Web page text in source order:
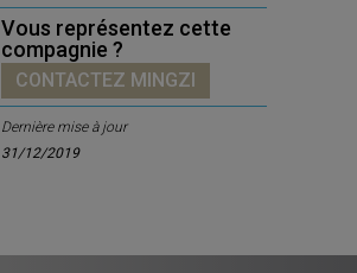
Vous représentez cette
compagnie ?
CONTACTEZ MINGZI
Dernière mise à jour
31/12/2019